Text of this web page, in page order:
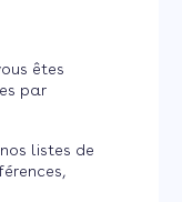
êtes
par
listes de